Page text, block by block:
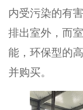
内受污染的有
排出室外，而
能，环保型的
并购买。